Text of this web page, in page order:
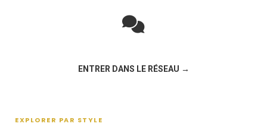
ENTRER DANS LE RÉSEAU →
EXPLORER PAR STYLE